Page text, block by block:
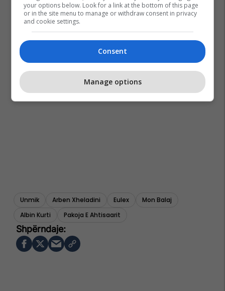
Unmik Arben Xheladini Eulex
Mon Balaj
Albin Kurti
Pakoja E Ahtisaarit
your options below. Look for a link at the bottom of this page
or in the site menu to manage or withdraw consent in privacy
and cookie settings.
Consent
Manage options